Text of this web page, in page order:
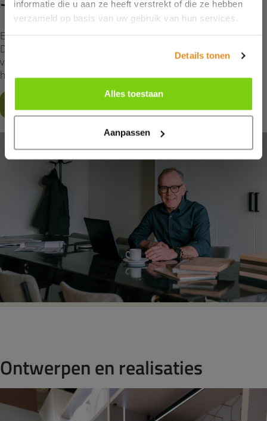
informatie die u aan ze heeft verstrekt of die ze hebben
verzameld op basis van uw gebruik van hun services.
Details tonen
Alles toestaan
Aanpassen
Een inloopkast op maat laten maken is iets persoonlijks.
Daarom vinden veel klanten het prettig om eerst ervaringen
van anderen te lezen. Lees hoe klanten de samenwerking en
het vakmanschap van Ronald Schouwink ervaren.
Ontwerpen en realisaties